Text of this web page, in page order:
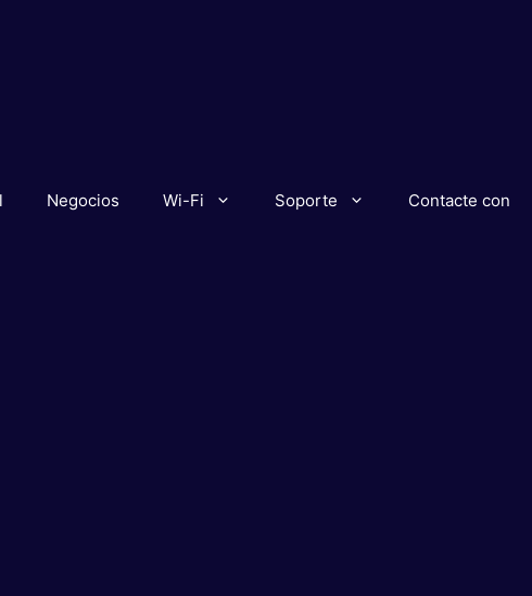
Negocios Wi-Fi Soporte Contacte con